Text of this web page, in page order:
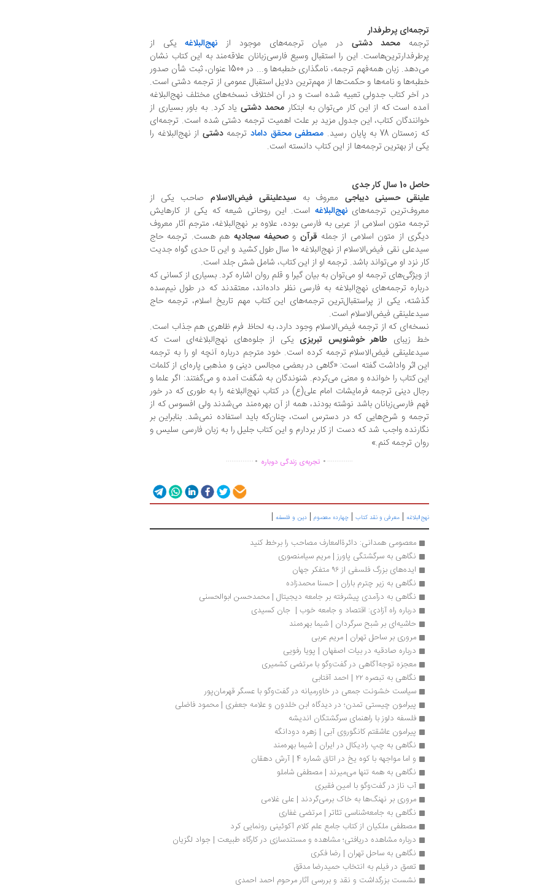
ترجمه‌ای پرطرفدار
ترجمه محمد دشتی در میان ترجمه‌های موجود از نهج‌البلاغهیکی از
پرطرفدارترین‌هاست. این را استقبال وسیع فارسی‌زبانان علاقه‌مند به این کتاب نشان
می‌دهد. زبان همه‌فهم ترجمه، نامگذاری خطبه‌ها و... در 1500 عنوان، ثبت شأن صدور
خطبه‌ها و نامه‌ها و حکمت‌ها از مهم‌ترین دلایل استقبال عمومی از ترجمه دشتی است.
در آخر کتاب جدولی تعبیه شده است و در آن اختلاف نسخه‌های مختلف نهج‌البلاغه
آمده است که از این کار می‌توان به ابتکار محمد دشتی یاد کرد. به باور بسیاری از
خوانندگان کتاب، این جدول مزید بر علت اهمیت ترجمه دشتی شده است. ترجمه‌ای
که زمستان 78 به پایان رسید.
مصطفی محقق دامادترجمهدشتی از نهج‌البلاغه را
یکی از بهترین ترجمه‌ها از این کتاب دانسته است.
حاصل 10 سال کار جدی
علینقی حسینی دیباجی معروف به سیدعلینقی فیض‌الاسلام صاحب یکی از
معروف‌ترین ترجمه‌هاینهج‌البلاغه است. این روحانی شیعه که یکی از کارهایش
ترجمه متون اسلامی از عربی به فارسی بوده، علاوه بر نهج‌البلاغه، مترجم آثار معروف
دیگری از متون اسلامی از جمله قرآن وصحیفه سجادیه هم هست. ترجمه حاج
سیدعلی نقی فیض‌الاسلام از نهج‌‌البلاغه 10 سال طول کشید و این تا حدی گواه جدیت
کار نزد او می‌تواند باشد. ترجمه او از این کتاب، شامل شش جلد است.
از ویژگی‌های ترجمه او می‌توان به بیان گیرا و قلم روان اشاره کرد. بسیاری از کسانی که
درباره ترجمه‌های نهج‌البلاغه به فارسی نظر داده‌اند، معتقدند که در طول نیم‌سده
گذشته، یکی از پراستقبال‌ترین ترجمه‌های این کتاب مهم تاریخ اسلام، ترجمه حاج
سیدعلینقی فیض‌الاسلام است.
نسخه‌ای که از ترجمه فیض‌الاسلام وجود دارد، به لحاظ فرم ظاهری هم جذاب است.
خط زیبای طاهر خوشنویس تبریزی یکی از جلوه‌های نهج‌البلاغه‌ای است که
سیدعلینقی فیض‌الاسلام ترجمه کرده است. خود مترجم درباره آنچه او را به ترجمه
این اثر واداشت گفته است: «گاهی در بعضی مجالس دینی و مذهبی پاره‌ای از کلمات
این کتاب را خوانده و معنی می‌کردم. شنوندگان به شگفت آمده و می‌گفتند: اگر علما و
رجال دینی ترجمه فرمایشات امام علی(ع) در کتاب نهج‌البلاغه را به‌ طوری که در خور
فهم فارسی‌زبانان باشد نوشته بودند، همه از آن بهره‌مند می‌شدند ولی افسوس که از
ترجمه و شرح‌هایی که در دسترس است، چنان‌که باید استفاده نمی‌شد. بنابراین بر
نگارنده واجب شد که دست از کار بردارم و این کتاب جلیل را به زبان فارسی سلیس و
روان ترجمه کنم.»
............... . تجربه‌ی زندگی دوباره . ..............
نهج‌البلاغه | معرفی و نقد کتاب | چهارده معصوم | دین و فلسفه |
معصومی همدانی: دائرةالمعارف مصاحب را برخط کنید
نگاهی به سرگشتگی پاورز | مریم سیا‌منصوری
ایده‌های بزرگ فلسفی از ۹۶ متفکر جهان
نگاهی به زیر چترم باران | حسنا محمدزاده
نگاهی به درآمدی پیشرفته بر جامعه دیجیتال | محمدحسن ابوالحسنی
درباره راه آزادی: اقتصاد و جامعه خوب |  جان کسیدی
حاشیه‌ای بر شبح سرگردان | شیما بهره‌مند
مروری بر ساحل تهران | مریم عربی
درباره صادقیه در بیات اصفهان | پویا رفویی
معجزه توجه‌آگاهی در گفت‌وگو با مرتضی کشمیری
نگاهی به تبصره ۲۲ | احمد آفتابی
سیاست خشونت جمعی در خاورمیانه در گفت‌وگو با عسگر قهرمان‌پور
پیرامون چیستی تمدن؛ در دیدگاه ابن خلدون و علامه جعفری | محمود فاضلی
فلسفه دلوز با راهنمای سرگشتگان اندیشه
پیرامون عاشقتم کانگوروی آبی | زهره دودانگه
نگاهی به چپ رادیکال در ایران | شیما بهره‌مند
و اما مواجهه با کوه یخ در اتاق شماره 4 | آرش دهقان
نگاهی به همه تنها می‌میرند | مصطفی شاملو
آب ناز در گفت‌وگو با امین فقیری
مروری بر نهنگ‌ها به خاک برمی‌گردند | علی غلامی
نگاهی به جامعه‌شناسی تئاتر | مرتضی غفاری
مصطفی ملکیان از کتاب جامع علم کلام آکوئینی رونمایی کرد
درباره مشاهده دریافتی؛ مشاهده و مستندسازی در کارگاه طبیعت | جواد لگزیان
نگاهی به ساحل تهران | رضا فکری
تعمق در فیلم به انتخاب حمیدرضا مدقق
نشست بزرگداشت و نقد و بررسی آثار مرحوم احمد احمدی